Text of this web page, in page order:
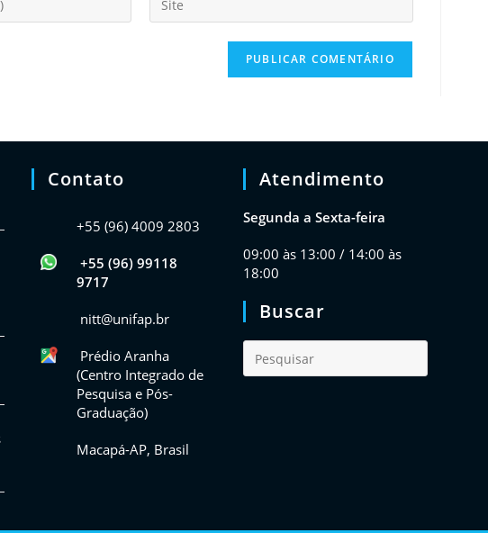
Contato
+55 (96) 4009 2803
+55 (96) 99118
9717
nitt@unifap.br
Prédio Aranha
(Centro Integrado de
Pesquisa e Pós-
Graduação)
Macapá-AP, Brasil
Atendimento
Segunda a Sexta-feira
09:00 às 13:00 / 14:00 às
18:00
Buscar